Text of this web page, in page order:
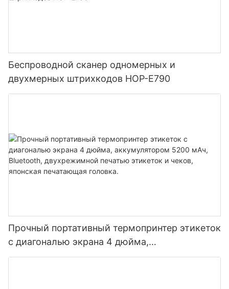
Беспроводной сканер одномерных и
двухмерных штрихкодов HOP-E790
Прочный портативный термопринтер этикеток
с диагональю экрана 4 дюйма,
аккумулятором 5200 мАч, Bluetooth,